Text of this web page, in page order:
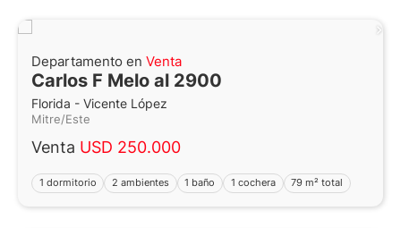
Departamento en Venta
Carlos F Melo al 2900
Florida - Vicente López
Mitre/Este
Venta USD 250.000
1 dormitorio 2 ambientes 1 baño 1 cochera 79 m² total